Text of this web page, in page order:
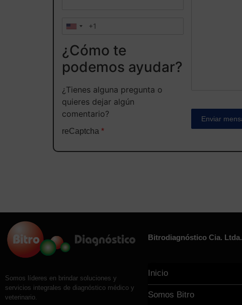
¿Cómo te
podemos ayudar?
¿Tienes alguna pregunta o
quieres dejar algún
comentario?
reCaptcha *
Somos líderes en brindar soluciones y
servicios integrales de diagnóstico médico y
veterinario.
Bitrodiagnóstico Cia. Ltda.
Inicio
Somos Bitro